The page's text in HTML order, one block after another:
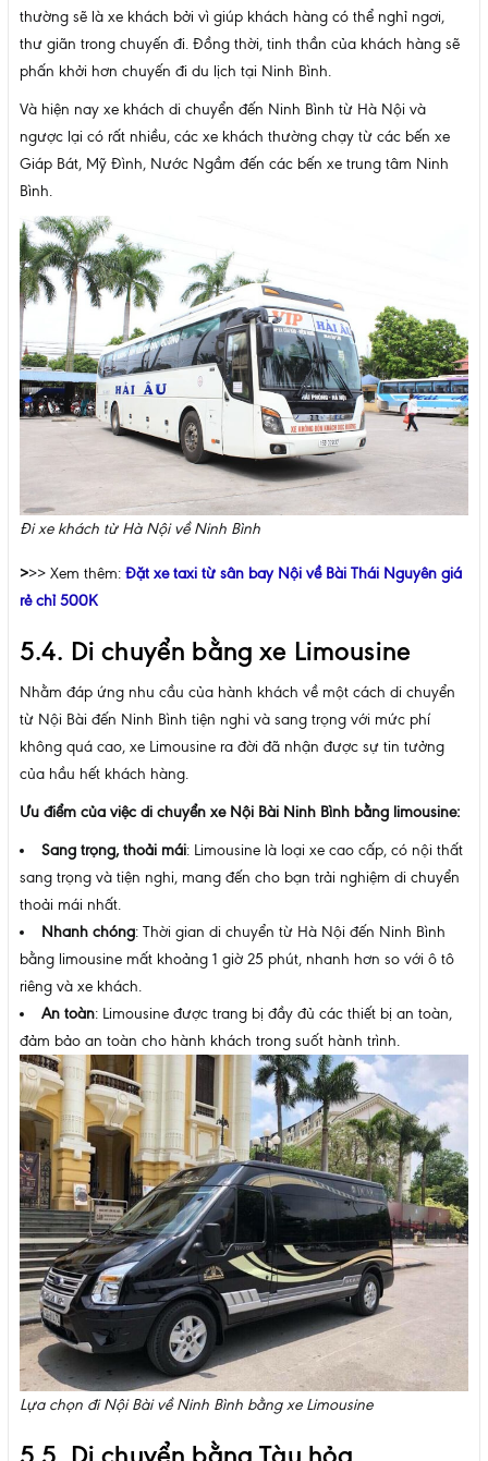
thường sẽ là xe khách bởi vì giúp khách hàng có thể nghỉ ngơi,
thư giãn trong chuyến đi. Đồng thời, tinh thần của khách hàng sẽ
phấn khởi hơn chuyến đi du lịch tại Ninh Bình.
Và hiện nay xe khách di chuyển đến Ninh Bình từ Hà Nội và
ngược lại có rất nhiều, các xe khách thường chạy từ các bến xe
Giáp Bát, Mỹ Đình, Nước Ngầm đến các bến xe trung tâm Ninh
Bình.
Đi xe khách từ Hà Nội về Ninh Bình
>>> Xem thêm: Đặt xe taxi từ sân bay Nội về Bài Thái Nguyên giá
rẻ chỉ 500K
5.4. Di chuyển bằng xe Limousine
Nhằm đáp ứng nhu cầu của hành khách về một cách di chuyển
từ Nội Bài đến Ninh Bình tiện nghi và sang trọng với mức phí
không quá cao, xe Limousine ra đời đã nhận được sự tin tưởng
của hầu hết khách hàng.
Ưu điểm của việc di chuyển xe Nội Bài Ninh Bình bằng limousine:
Sang trọng, thoải mái: Limousine là loại xe cao cấp, có nội thất
sang trọng và tiện nghi, mang đến cho bạn trải nghiệm di chuyển
thoải mái nhất.
Nhanh chóng: Thời gian di chuyển từ Hà Nội đến Ninh Bình
bằng limousine mất khoảng 1 giờ 25 phút, nhanh hơn so với ô tô
riêng và xe khách.
An toàn: Limousine được trang bị đầy đủ các thiết bị an toàn,
đảm bảo an toàn cho hành khách trong suốt hành trình.
Lựa chọn đi Nội Bài về Ninh Bình bằng xe Limousine
5.5. Di chuyển bằng Tàu hỏa